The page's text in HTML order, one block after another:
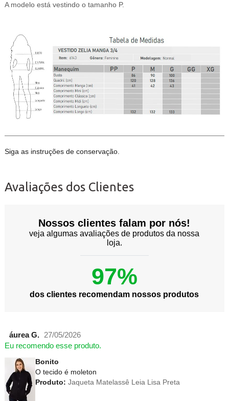
A modelo está vestindo o tamanho P.
Siga as instruções de conservação.
Avaliações dos Clientes
Nossos clientes falam por nós!
veja algumas avaliações de produtos da nossa
loja.
97%
dos clientes recomendam nossos produtos
áurea G.
27/05/2026
Eu recomendo esse produto.
Bonito
O tecido é moleton
Produto: Jaqueta Matelassê Leia Lisa Preta